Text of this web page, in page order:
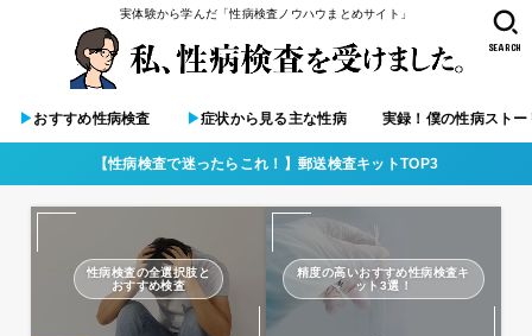
実体験から学んだ「性病検査ノウハウまとめサイト」
▶︎おすすめ性病検査 ▶︎症状から見る主な性病 実録！僕の性病ストー
SEARCH
【性病検査で迷ったらこれ！】郵送検査キットTOP3
性病検査の全選択肢と
おすすめ検査
精度の高いおすすめ性病検査キ
ット3選！